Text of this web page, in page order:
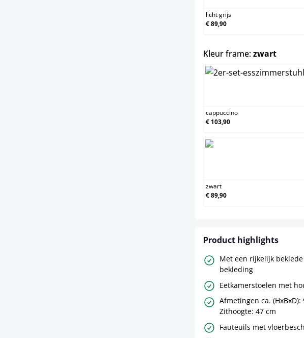
licht grijs
€ 89,90
Kleur frame:zwartselect
cappuccino
€ 103,90
zwart
€ 89,90
Product highlights
Met een rijkelijk
bekleding
Eetkamerstoelen met
Afmetingen ca. (HxBxD):
Zithoogte: 47 cm
Fauteuils met